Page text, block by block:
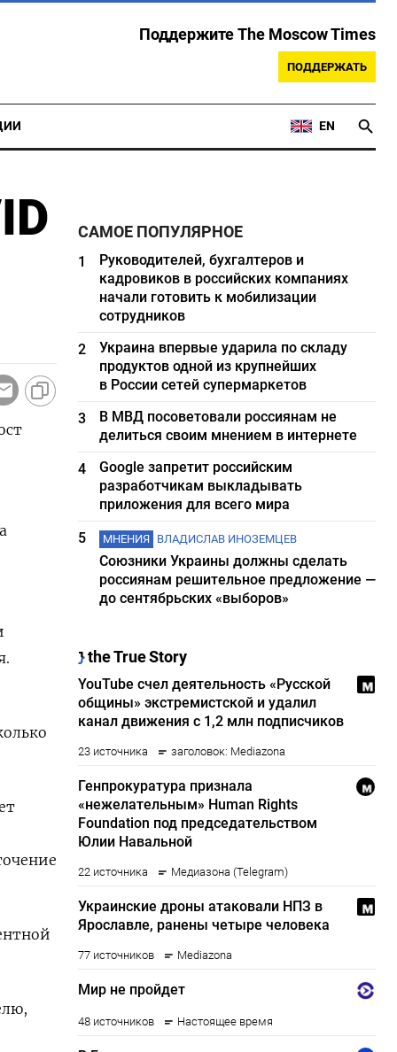
Поддержите The Moscow Times
ПОДДЕРЖАТЬ
EN
САМОЕ ПОПУЛЯРНОЕ
1
Руководителей, бухгалтеров и
кадровиков в российских компаниях
начали готовить к мобилизации
сотрудников
2
Украина впервые ударила по складу
продуктов одной из крупнейших
в России сетей супермаркетов
3
В МВД посоветовали россиянам не
делиться своим мнением в интернете
4
Google запретит российским
разработчикам выкладывать
приложения для всего мира
5
МНЕНИЯ ВЛАДИСЛАВ ИНОЗЕМЦЕВ
Союзники Украины должны сделать
россиянам решительное предложение —
до сентябрьских «выборов»